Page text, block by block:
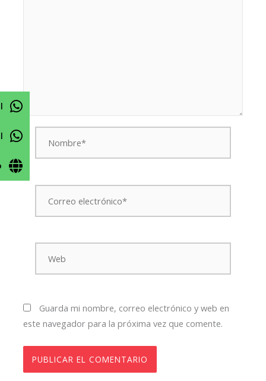
Nombre*
Correo
electrónico*
Web
Guarda mi nombre, correo electrónico y web en
este navegador para la próxima vez que comente.